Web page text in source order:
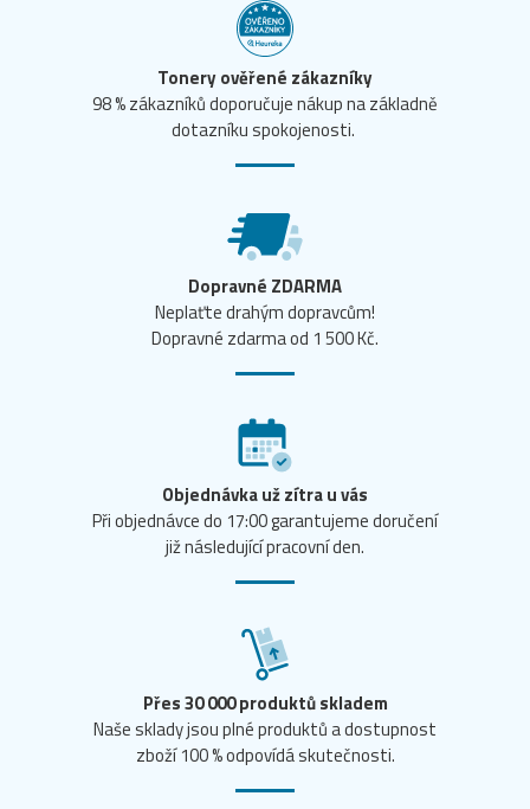
Tonery ověřené zákazníky
98 % zákazníků doporučuje nákup na základně
dotazníku spokojenosti.
Dopravné ZDARMA
Neplaťte drahým dopravcům!
Dopravné zdarma od 1 500 Kč.
Objednávka už zítra u vás
Při objednávce do 17:00 garantujeme doručení
již následující pracovní den.
Přes 30 000 produktů skladem
Naše sklady jsou plné produktů a dostupnost
zboží 100 % odpovídá skutečnosti.